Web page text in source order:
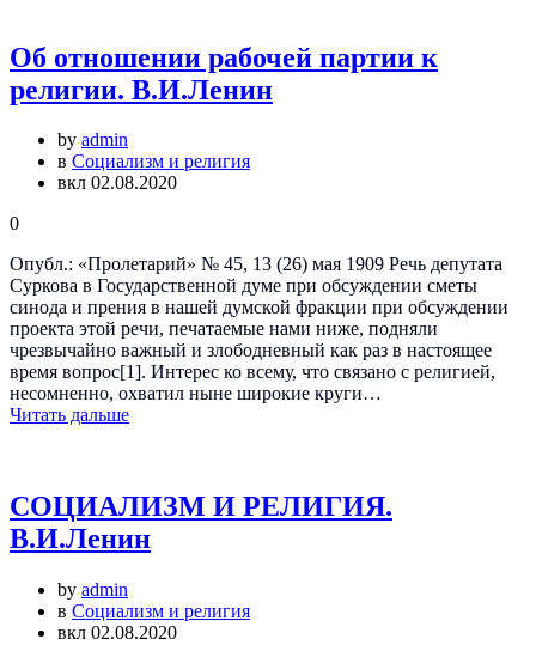
Об отношении рабочей партии к
религии. В.И.Ленин
by admin
в Социализм и религия
вкл 02.08.2020
0
Опубл.: «Пролетарий» № 45, 13 (26) мая 1909 Речь депутата
Суркова в Государственной думе при обсуждении сметы
синода и прения в нашей думской фракции при обсуждении
проекта этой речи, печатаемые нами ниже, подняли
чрезвычайно важный и злободневный как раз в настоящее
время вопрос[1]. Интерес ко всему, что связано с религией,
несомненно, охватил ныне широкие круги…
Читать дальше
СОЦИАЛИЗМ И РЕЛИГИЯ.
В.И.Ленин
by admin
в Социализм и религия
вкл 02.08.2020